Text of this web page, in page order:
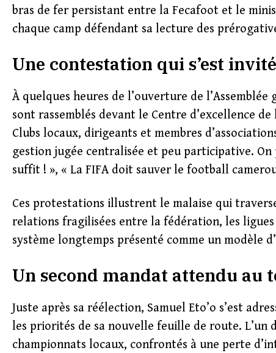
bras de fer persistant entre la Fecafoot et le
chaque camp défendant sa lecture des
Une contestation qui s’est
À quelques heures de l’ouverture de
sont rassemblés devant le Centre d’excellence
Clubs locaux, dirigeants et membres
gestion jugée centralisée et peu participative.
suffit ! », « La FIFA doit sauver le football
Ces protestations illustrent le malaise qui
relations fragilisées entre la fédération, les
système longtemps présenté comme un modèle
Un second mandat attendu au
Juste après sa réélection, Samuel Eto’o s’est
les priorités de sa nouvelle feuille de route. L’un
championnats locaux, confrontés à une perte